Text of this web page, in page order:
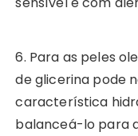
6. Para as peles
de glicerina pode
característica
balanceá-lo para